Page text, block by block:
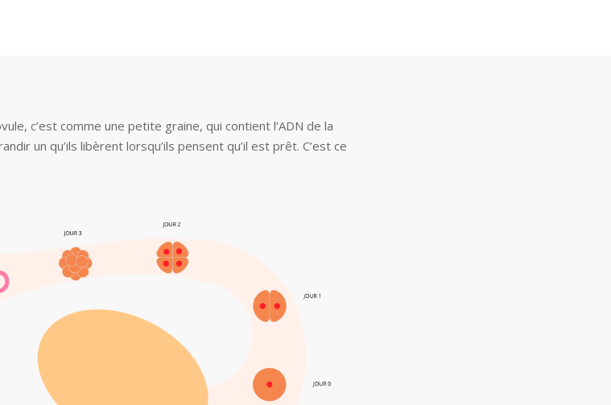
c’est comme une petite graine, qui contient l’ADN de la
un qu’ils libèrent lorsqu’ils pensent qu’il est prêt. C’est ce